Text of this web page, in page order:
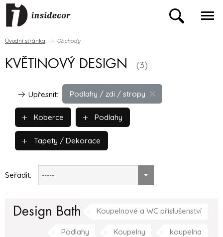
Úvodní stránka Obchody
KVĚTINOVÝ DESIGN (3)
Podlahy / zdi / stropy
Upřesnit:
Koberce Podlahy
Tapety / Dekorace
Seřadit: -----
Design Bath Koupelnové a WC příslušenství
Podlahy Koupelny koupelna